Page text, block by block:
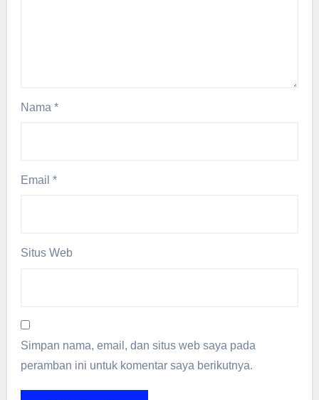
Nama *
Email *
Situs Web
Simpan nama, email, dan situs web saya pada
peramban ini untuk komentar saya berikutnya.